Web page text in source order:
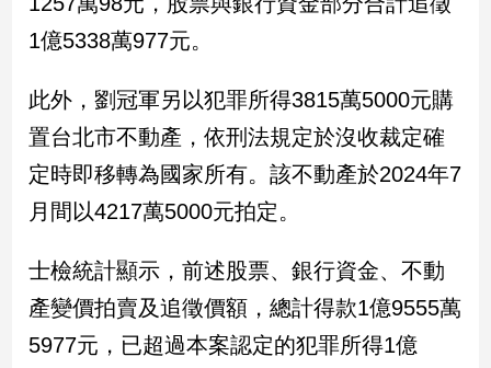
觀
點
南
台
灣
觀
點
娛
樂
娛
1億5338萬977元。
此外，劉冠軍另以犯罪所得3815萬5000元購
置台北市不動產，依刑法規定於沒收裁定確
定時即移轉為國家所有。該不動產於2024年7
月間以4217萬5000元拍定。
士檢統計顯示，前述股票、銀行資金、不動
產變價拍賣及追徵價額，總計得款1億9555萬
5977元，已超過本案認定的犯罪所得1億